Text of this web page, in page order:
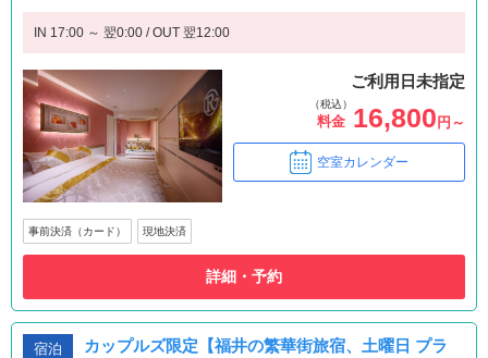
IN 17:00 ～ 翌0:00 / OUT 翌12:00
ご利用日未指定
（税込）
料金 16,800 円～
空室カレンダー
事前決済（カード） 現地決済
詳細・予約
宿泊
カップルズ限定【福井の繁華街旅宿、土曜日 プラ